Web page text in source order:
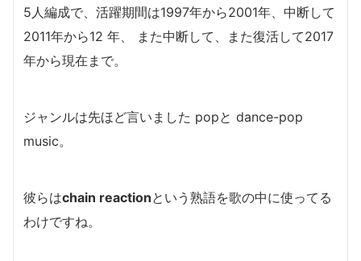
5人編成で、活躍期間は1997年から2001年、中断して
2011年から12 年、 また中断して、また復活して2017
年から現在まで。
ジャンルは先ほど言いました popと dance-pop
music。
彼らはchain reactionという熟語を歌の中に使ってる
わけですね。